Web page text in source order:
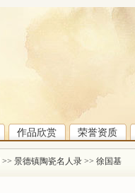
作品欣赏 荣誉资质
>> 景德镇陶瓷名人录 >> 徐国基